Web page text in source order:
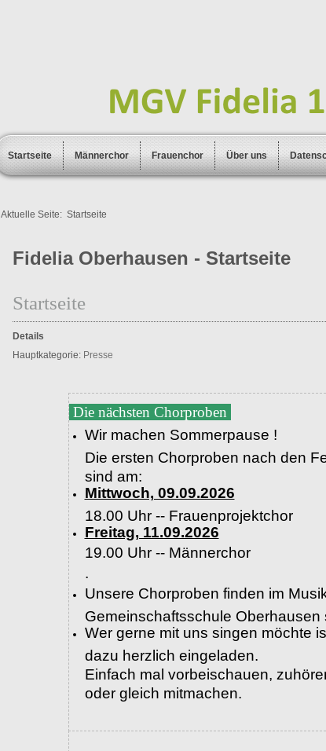
Startseite Männerchor Frauenchor Über uns
Aktuelle Seite: Startseite
Fidelia Oberhausen - Startseite
Startseite
Details
Hauptkategorie: Presse
Die nächsten Chorproben
Wir machen Sommerpause !
Die ersten Chorproben nach den
sind am:
Mittwoch, 09.09.2026
18.00 Uhr -- Frauenprojektchor
Freitag, 11.09.2026
19.00 Uhr -- Männerchor
.
Unsere Chorproben finden im
Gemeinschaftsschule Oberhausen
Wer gerne mit uns singen möchte
dazu herzlich eingeladen.
Einfach mal vorbeischauen,
oder gleich mitmachen.